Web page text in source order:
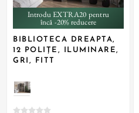
Introdu EXTRA20 pentru
încă -20% reducere
BIBLIOTECA DREAPTA,
12 POLIȚE, ILUMINARE,
GRI, FITT